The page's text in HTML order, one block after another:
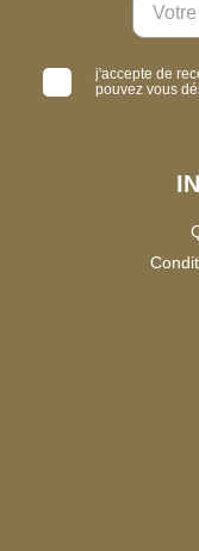
j'accepte de
pouvez vous